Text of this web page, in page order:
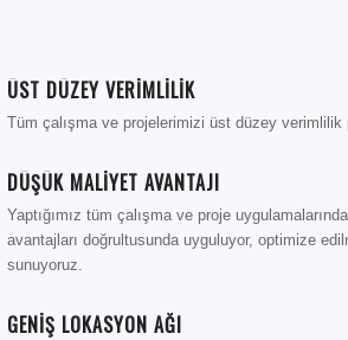
ÜST DÜZEY VERİMLİLİK
Tüm çalışma ve projelerimizi üst düzey verimlilik
DÜŞÜK MALİYET AVANTAJI
Yaptığımız tüm çalışma ve proje
avantajları doğrultusunda uyguluyor, optimize
sunuyoruz.
GENİŞ LOKASYON AĞI